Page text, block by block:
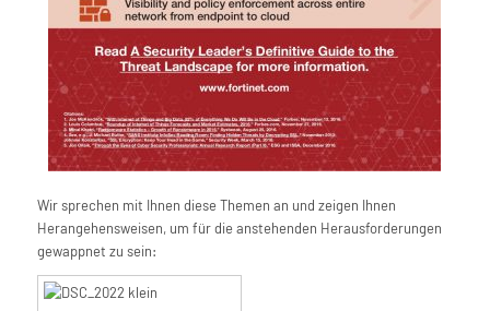
Wir sprechen mit Ihnen diese Themen an und zeigen Ihnen
Herangehensweisen, um für die anstehenden Herausforderungen
gewappnet zu sein: